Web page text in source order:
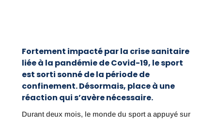
Fortement impacté par la crise sanitaire
liée à la pandémie de Covid-19, le sport
est sorti sonné de la période de
confinement. Désormais, place à une
réaction qui s’avère nécessaire.
Durant deux mois, le monde du sport a appuyé sur